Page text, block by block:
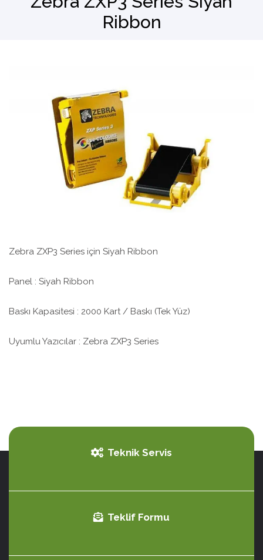
Ribbon
Zebra ZXP3 Series için Siyah Ribbon
Panel : Siyah Ribbon
Baskı Kapasitesi : 2000 Kart / Baskı (Tek Yüz)
Uyumlu Yazıcılar : Zebra ZXP3 Series
Teknik Servis
Teklif Formu